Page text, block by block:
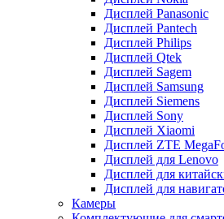
Дисплей Panasonic
Дисплей Pantech
Дисплей Philips
Дисплей Qtek
Дисплей Sagem
Дисплей Samsung
Дисплей Siemens
Дисплей Sony
Дисплей Xiaomi
Дисплей ZTE
Дисплей для Lenovo
Дисплей для
Дисплей для
Камеры